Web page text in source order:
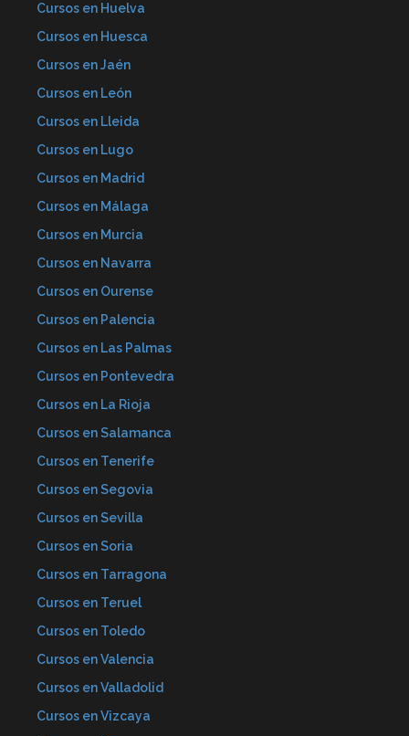
Cursos en Huelva
Cursos en Huesca
Cursos en Jaén
Cursos en León
Cursos en Lleida
Cursos en Lugo
Cursos en Madrid
Cursos en Málaga
Cursos en Murcia
Cursos en Navarra
Cursos en Ourense
Cursos en Palencia
Cursos en Las Palmas
Cursos en Pontevedra
Cursos en La Rioja
Cursos en Salamanca
Cursos en Tenerife
Cursos en Segovia
Cursos en Sevilla
Cursos en Soria
Cursos en Tarragona
Cursos en Teruel
Cursos en Toledo
Cursos en Valencia
Cursos en Valladolid
Cursos en Vizcaya